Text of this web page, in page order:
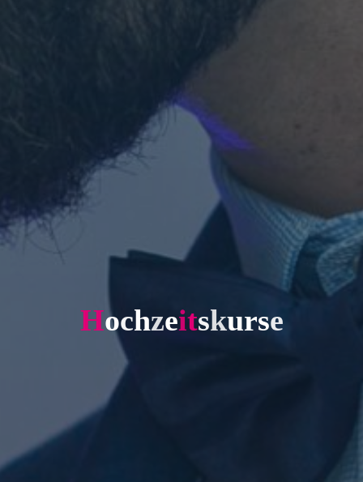
Hochzeitskurse